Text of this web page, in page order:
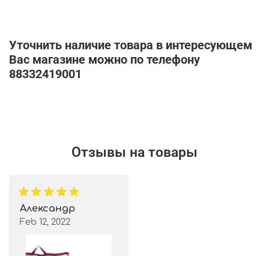
Уточнить наличие товара в интересующем
Вас магазине можно по телефону
88332419001
Отзывы на товары
Александр
Feb 12, 2022